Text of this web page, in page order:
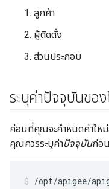
ลูกค้า
ผู้ติดตั้ง
ส่วนประกอบ
ระบุค่าปัจจุบันของ
ก่อนที่คุณจะกำหนดค่าใหม่
คุณควรระบุค่าปัจจุบันก่อ
/opt/apigee/